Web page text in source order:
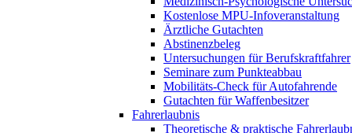
Kostenlose MPU-Infoveranstaltung
Ärztliche Gutachten
Abstinenzbeleg
Untersuchungen für Berufskraftfahrer
Seminare zum Punkteabbau
Mobilitäts-Check für Autofahrende
Gutachten für Waffenbesitzer
Fahrerlaubnis
Theoretische & praktische